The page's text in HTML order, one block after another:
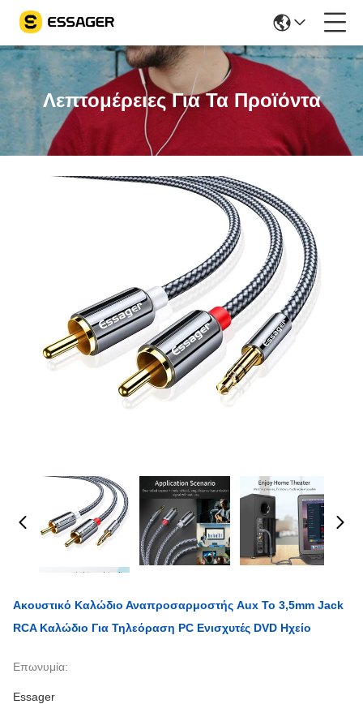
Λεπτομέρειες Για Τα Προϊόντα
Ακουστικό Καλώδιο Αναπροσαρμοστής Aux To 3,5mm Jack
RCA Καλώδιο Για Τηλεόραση PC Ενισχυτές DVD Ηχείο
Επωνυμία:
Essager